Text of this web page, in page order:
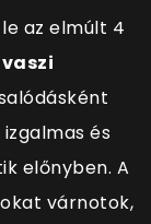
az elmúlt 4
és
előnyben. A
várnotok,